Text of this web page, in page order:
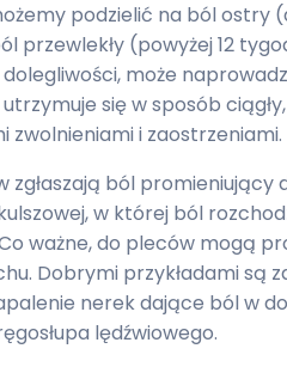
podzielić na ból ostry
przewlekły (powyżej 12
może
się w sposób
i zaostrzeniami.
ból promieniujący
w której ból
ważne, do pleców mogą
Dobrymi przykładami są
nerek dające ból w
lędźwiowego.